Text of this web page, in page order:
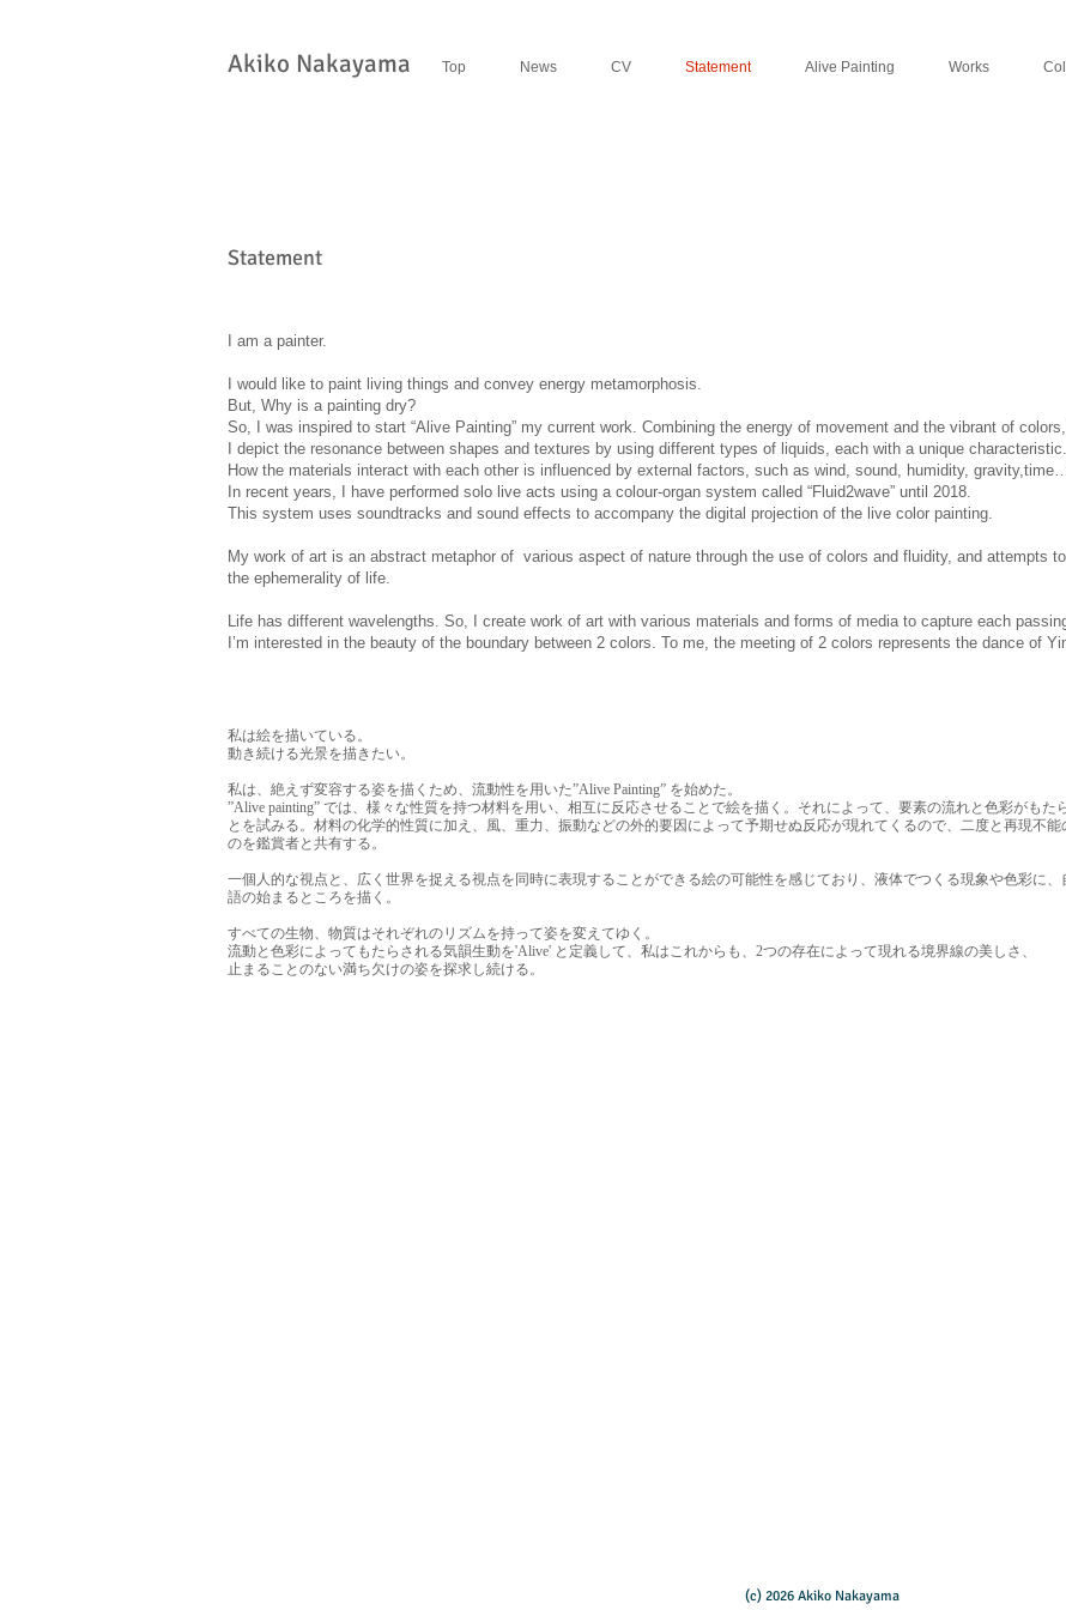
​Akiko Nakayama Top News CV Statement Alive Painting Works
Statement
I am a painter.
I would like to paint living things and convey energy metamorphosis.
But, Why is a painting dry?
So, I was inspired to start “Alive Painting” my current work. Combining the energy of movement and the vibrant of
I depict the resonance between shapes and textures by using different types of liquids, each with a unique characteristic.
How the materials interact with each other is influenced by external factors, such as wind, sound, humidity,
In recent years, I have performed solo live acts using a colour-organ system called “Fluid2wave” until 2018.
This system uses soundtracks and sound effects to accompany the digital projection of the live color painting.
My work of art is an abstract metaphor of various aspect of nature through the use of colors and fluidity, and attempts
the ephemerality of life.
Life has different wavelengths. So, I create work of art with various materials and forms of media to capture each
I’m interested in the beauty of the boundary between 2 colors. To me, the meeting of 2 colors represents the dance of
私は絵を描いている。
動き続ける光景を描きたい。
私は、絶えず変容する姿を描くため、流動性を用いた”Alive Painting” を始めた。
”Alive painting” では、様々な性質を持つ材料を用い、相互に反応させることで絵を描く。それによって、要素の流れと色彩がもた
とを試みる。材料の化学的性質に加え、風、重力、振動などの外的要因によって予期せぬ反応が現れてくるので、二度と再現不
のを鑑賞者と共有する。
一個人的な視点と、広く世界を捉える視点を同時に表現することができる絵の可能性を感じており、液体でつくる現象や色彩に、
語の始まるところを描く。
すべての生物、物質はそれぞれのリズムを持って姿を変えてゆく。
流動と色彩によってもたらされる気韻生動を'Alive' と定義して、 私はこれからも、2つの存在によ って現れる境界線の美しさ、
止まることのない満ち欠けの姿を探求し続ける。
(c) 2026 Akiko Nakayama